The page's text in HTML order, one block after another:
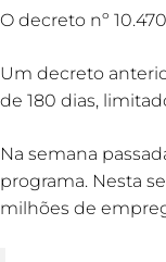
O decreto nº
Um decreto
de 180 dias,
Na semana
programa. Nesta
milhões de